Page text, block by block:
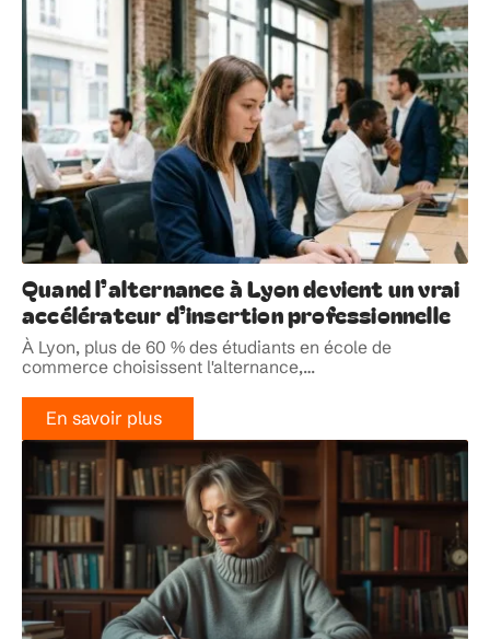
Quand l’alternance à Lyon devient un vrai
accélérateur d’insertion professionnelle
À Lyon, plus de 60 % des étudiants en école de
commerce choisissent l'alternance,…
En savoir plus